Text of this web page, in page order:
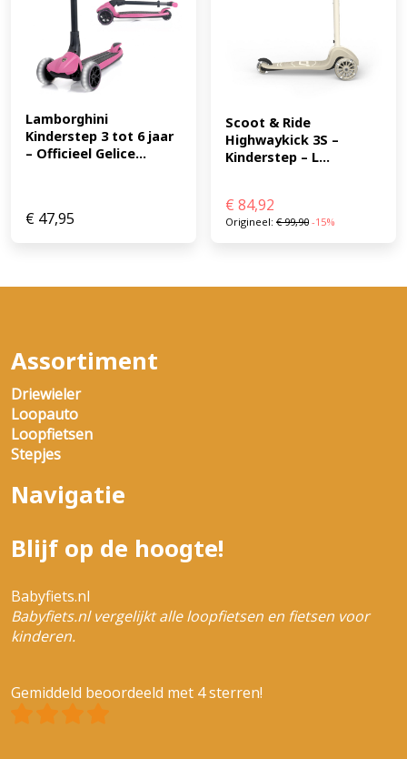
Lamborghini
Kinderstep 3 tot 6 jaar
– Officieel Gelice...
€ 47,95
Scoot & Ride
Highwaykick 3S –
Kinderstep – L...
€ 84,92
Origineel: €99,90 -15%
Assortiment
Driewieler
Loopauto
Loopfietsen
Stepjes
Navigatie
Blijf op de hoogte!
Babyfiets.nl
Babyfiets.nl vergelijkt alle loopfietsen en fietsen voor
kinderen.
Gemiddeld beoordeeld met 4 sterren!